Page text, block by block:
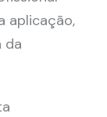
aplicação,
da